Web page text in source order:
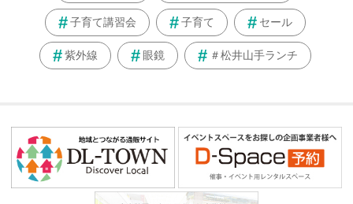
子育て講習会 子育て セール
紫外線 眼鏡 ＃松井山手ランチ